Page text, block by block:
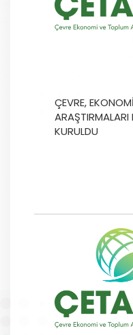
ÇEVRE,
ARAŞTIRMALARI
KURULDU